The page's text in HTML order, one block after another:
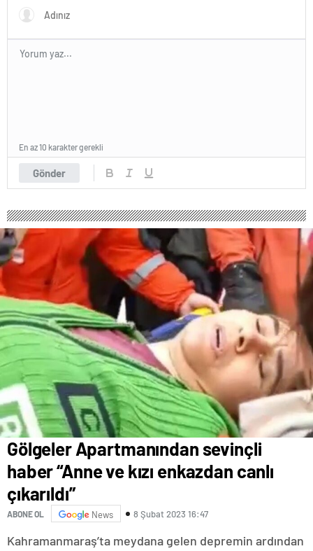
Gönder
En az 10 karakter gerekli
Gölgeler Apartmanından sevinçli
haber “Anne ve kızı enkazdan canlı
çıkarıldı”
ABONE OL News 8 Şubat 2023 16:47
Kahramanmaraş’ta meydana gelen depremin ardından